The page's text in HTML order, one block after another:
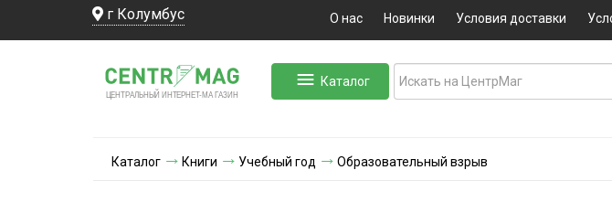
г Колумбус О нас Новинки Условия доставки
ЦЕНТРАЛЬНЫЙ ИНТЕРНЕТ-МА ГАЗИН
Каталог
Каталог Книги Учебный год Образовательный взрыв